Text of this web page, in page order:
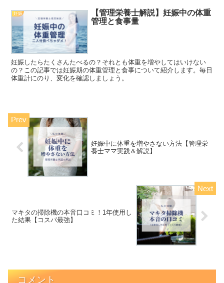
妊娠
【管理栄養士解説】妊娠中の体重
管理と食事量
妊娠したらたくさんたべるの？それとも体重を増やしてはいけない
の？この記事では妊娠期の体重管理と食事について紹介します。毎日
体重計にのり、変化を確認しましょう。
妊娠中に体重を増やさない方法【管理栄
養士ママ実践＆解説】
マキタの掃除機の本音口コミ！1年使用し
た結果【コスパ最強】
コメント